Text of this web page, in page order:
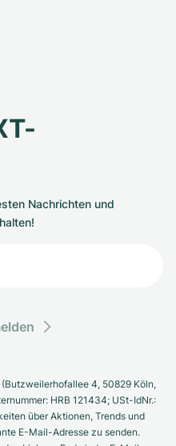
Nachrichten und
4, 50829 Köln,
HRB 121434; USt-IdNr.:
über Aktionen, Trends und
E-Mail-Adresse zu senden.